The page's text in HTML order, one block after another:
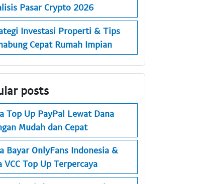
Pasar Crypto 2026
Investasi Properti & Tips
Cepat Rumah Impian
posts
Top Up PayPal Lewat Dana
Mudah dan Cepat
Bayar OnlyFans Indonesia &
VCC Top Up Terpercaya